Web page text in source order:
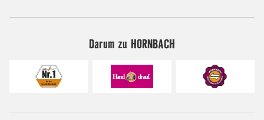
Darum zu HORNBACH